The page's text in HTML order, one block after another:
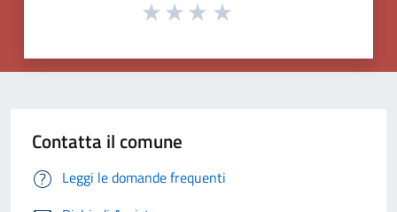
Contatta il comune
Leggi le domande frequenti